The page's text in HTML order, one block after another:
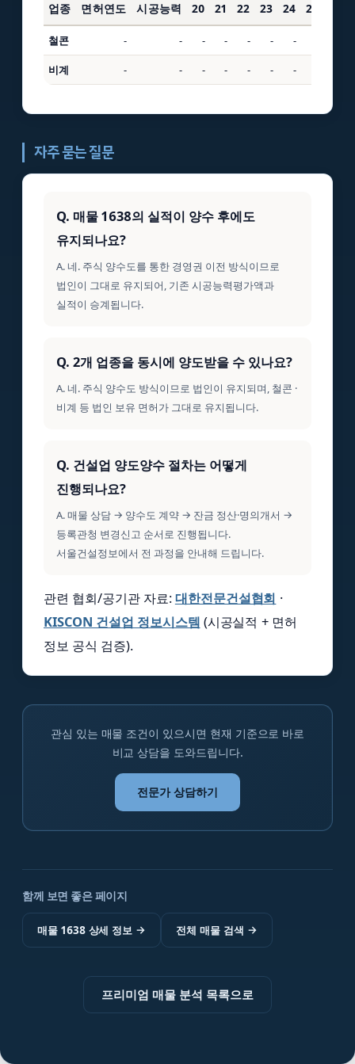
업종 면허연도 시공능력 20 21 22 23 24 25
철콘 - - - - - - -
비계 - - - - - - -
자주 묻는 질문
Q. 매물 1638의 실적이 양수 후에도
유지되나요?
A. 네. 주식 양수도를 통한 경영권 이전 방식이므로
법인이 그대로 유지되어, 기존 시공능력평가액과
실적이 승계됩니다.
Q. 2개 업종을 동시에 양도받을 수 있나요?
A. 네. 주식 양수도 방식이므로 법인이 유지되며, 철콘 ·
비계 등 법인 보유 면허가 그대로 유지됩니다.
Q. 건설업 양도양수 절차는 어떻게
진행되나요?
A. 매물 상담 → 양수도 계약 → 잔금 정산·명의개서 →
등록관청 변경신고 순서로 진행됩니다.
서울건설정보에서 전 과정을 안내해 드립니다.
관련 협회/공기관 자료:대한전문건설협회 ·
KISCON 건설업 정보시스템 (시공실적 + 면허
정보 공식 검증).
관심 있는 매물 조건이 있으시면 현재 기준으로 바로
비교 상담을 도와드립니다.
전문가 상담하기
함께 보면 좋은 페이지
매물 1638 상세 정보 → 전체 매물 검색 →
프리미엄 매물 분석 목록으로